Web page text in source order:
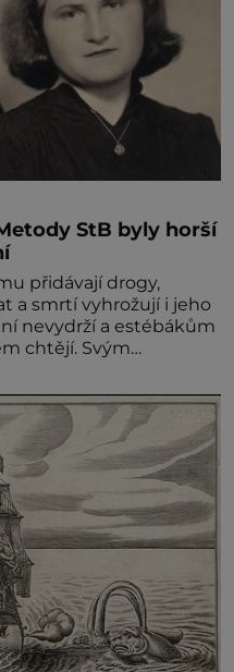
StB byly horší
přidávají drogy,
a smrtí vyhrožují i jeho
nevydrží a estébákům
chtějí. Svým
ani psychický nátlak.
být knězem a